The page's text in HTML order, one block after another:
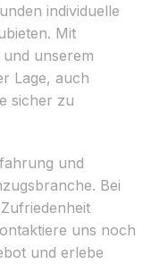
individuelle
Mit
unserem
Lage, auch
sicher zu
und
Bei
uns noch
und erlebe